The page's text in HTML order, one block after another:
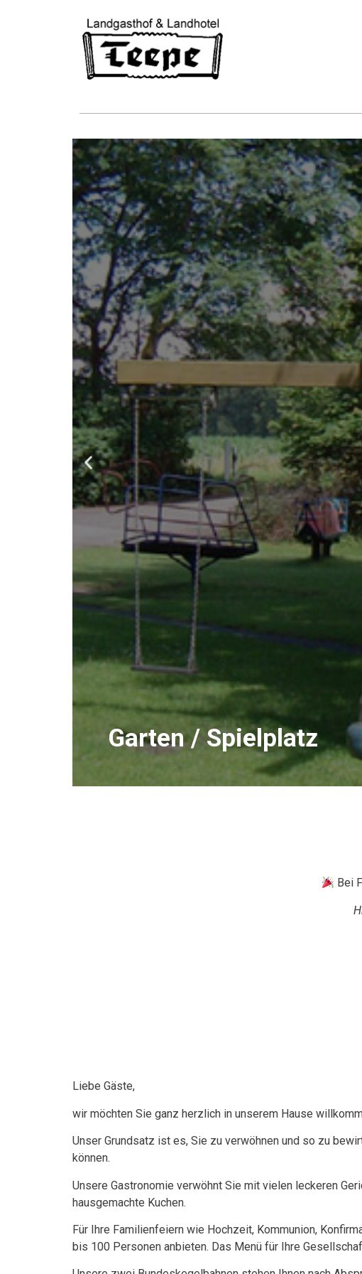
Bei
Liebe Gäste,
wir möchten Sie ganz herzlich in unserem Hause
Unser Grundsatz ist es, Sie zu verwöhnen und so zu
können.
Unsere Gastronomie verwöhnt Sie mit vielen leckeren
hausgemachte Kuchen.
Für Ihre Familienfeiern wie Hochzeit, Kommunion,
bis 100 Personen anbieten. Das Menü für Ihre